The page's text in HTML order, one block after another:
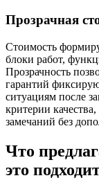
Прозрачная
Стоимость
блоки работ,
Прозрачность
гарантий
ситуациям после
критерии
замечаний без
Что
это